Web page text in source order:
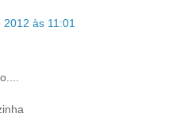
às 11:01